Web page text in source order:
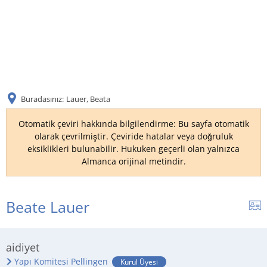
EN
NL
Buradasınız: Lauer, Beata
Otomatik çeviri hakkında bilgilendirme: Bu sayfa otomatik
olarak çevrilmiştir. Çeviride hatalar veya doğruluk
eksiklikleri bulunabilir. Hukuken geçerli olan yalnızca
Almanca orijinal metindir.
Beate Lauer
aidiyet
Yapı Komitesi Pellingen Kurul Üyesi